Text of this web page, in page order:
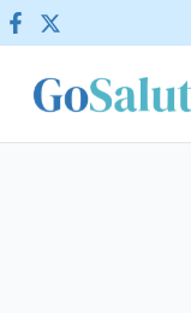
Vai al contenuto